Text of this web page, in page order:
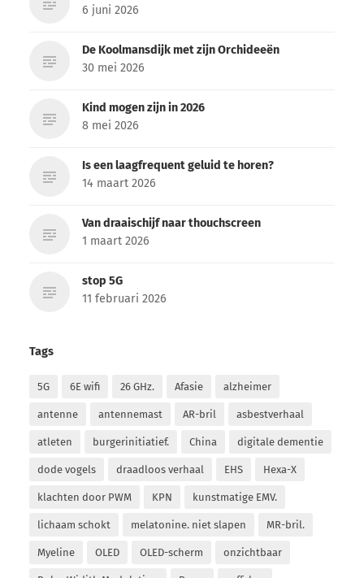
6 juni 2026
De Koolmansdijk met zijn Orchideeën
30 mei 2026
Kind mogen zijn in 2026
8 mei 2026
Is een laagfrequent geluid te horen?
14 maart 2026
Van draaischijf naar thouchscreen
1 maart 2026
stop 5G
11 februari 2026
Tags
5G 6E wifi 26 GHz. Afasie alzheimer
antenne antennemast AR-bril asbestverhaal
atleten burgerinitiatief. China digitale dementie
dode vogels draadloos verhaal EHS Hexa-X
klachten door PWM KPN kunstmatige EMV.
lichaam schokt melatonine. niet slapen MR-bril.
Myeline OLED OLED-scherm onzichtbaar